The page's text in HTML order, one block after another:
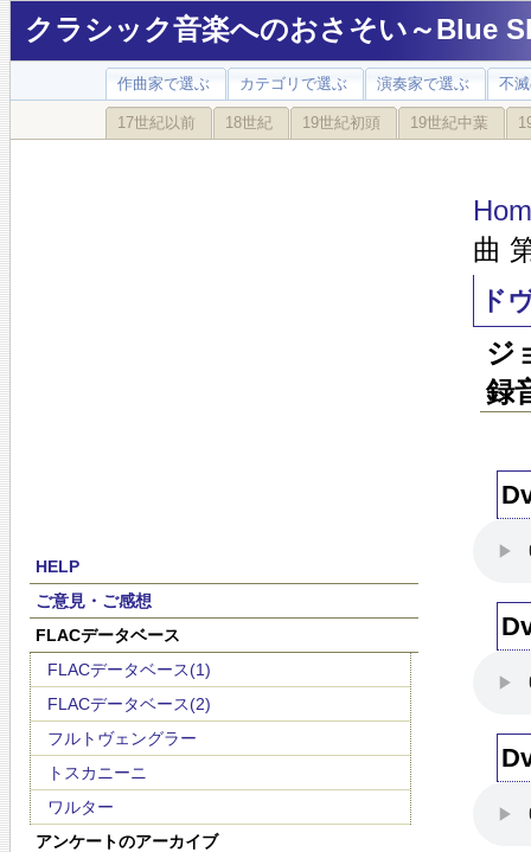
クラシック音楽へのおさそい～Blue
作曲家で選ぶ カテゴリで選ぶ 演奏家で選ぶ 不
17世紀以前 18世紀 19世紀初頭 19世紀中葉
HELP
ご意見・ご感想
FLACデータベース
FLACデータベース(1)
FLACデータベース(2)
フルトヴェングラー
トスカニーニ
ワルター
アンケートのアーカイブ
曲
ド
ジ
録